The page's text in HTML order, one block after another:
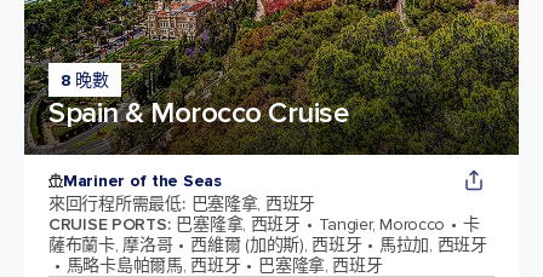
8 晚數
Spain & Morocco Cruise
Mariner of the Seas
來回行程所需最低: 巴塞隆拿, 西班牙
CRUISE PORTS: 巴塞隆拿, 西班牙 Tangier, Morocco
卡
薩布蘭卡, 摩洛哥
西維爾 (加的斯), 西班牙
馬拉加, 西班牙
馬略卡島帕爾馬, 西班牙
巴塞隆拿, 西班牙